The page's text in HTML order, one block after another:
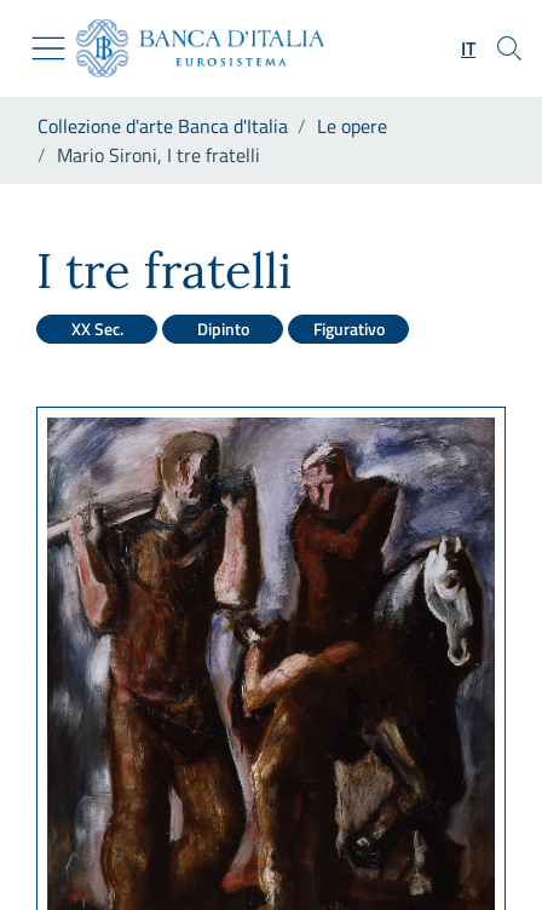
Skip to Main Content
Vai al sito istituzionale
Vai al menu di navigazione
Vai alla ricerca
Vai al footer
IT
Collezione d'arte Banca d'Italia
Le opere
Mario Sironi, I tre fratelli
I tre fratelli
XX Sec. Dipinto Figurativo